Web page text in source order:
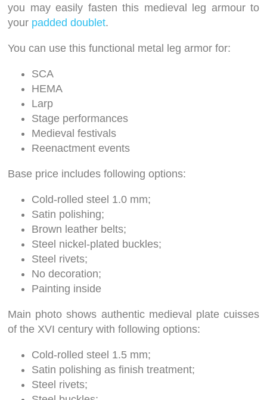
you may easily fasten this medieval leg armour to
your padded doublet.
You can use this functional metal leg armor for:
SCA
HEMA
Larp
Stage performances
Medieval festivals
Reenactment events
Base price includes following options:
Cold-rolled steel 1.0 mm;
Satin polishing;
Brown leather belts;
Steel nickel-plated buckles;
Steel rivets;
No decoration;
Painting inside
Main photo shows authentic medieval plate cuisses
of the XVI century with following options:
Cold-rolled steel 1.5 mm;
Satin polishing as finish treatment;
Steel rivets;